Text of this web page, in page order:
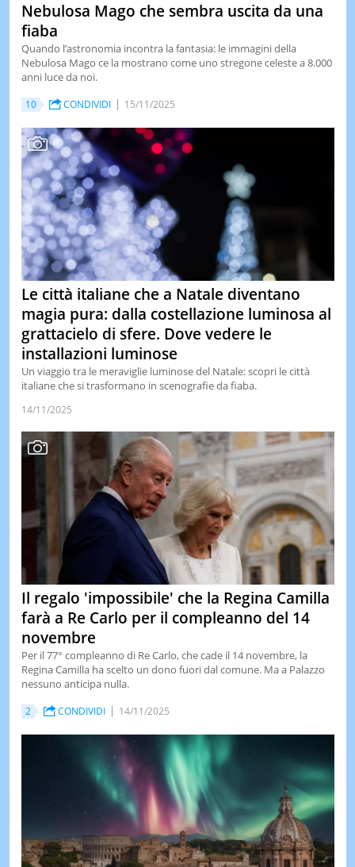
Nebulosa Mago che sembra uscita da una
fiaba
Quando l’astronomia incontra la fantasia: le immagini della
Nebulosa Mago ce la mostrano come uno stregone celeste a 8.000
anni luce da noi.
10 CONDIVIDI 15/11/2025
Le città italiane che a Natale diventano
magia pura: dalla costellazione luminosa al
grattacielo di sfere. Dove vedere le
installazioni luminose
Un viaggio tra le meraviglie luminose del Natale: scopri le città
italiane che si trasformano in scenografie da fiaba.
14/11/2025
Il regalo 'impossibile' che la Regina Camilla
farà a Re Carlo per il compleanno del 14
novembre
Per il 77° compleanno di Re Carlo, che cade il 14 novembre, la
Regina Camilla ha scelto un dono fuori dal comune. Ma a Palazzo
nessuno anticipa nulla.
2 CONDIVIDI 14/11/2025